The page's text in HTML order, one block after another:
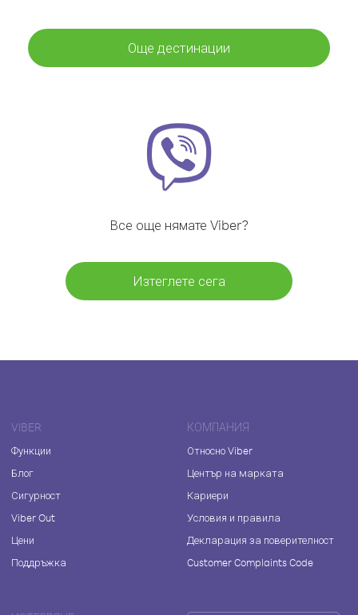
Още дестинации
Все още нямате Viber?
Изтеглете сега
VIBER
Функции
Блог
Сигурност
Viber Out
Цени
Поддръжка
КОМПАНИЯ
Относно Viber
Център на марката
Кариери
Условия и правила
Декларация за поверителност
Customer Complaints Code